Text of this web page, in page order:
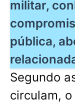
militar,
pública,
Segundo
circulam,